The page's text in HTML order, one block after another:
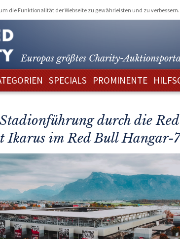
die Funktionalität der Webseite zu gewährleisten und zu
Europas größtes Charity-
SPECIALS PROMINENTE
durch die
Ikarus im Red Bull Hangar-7